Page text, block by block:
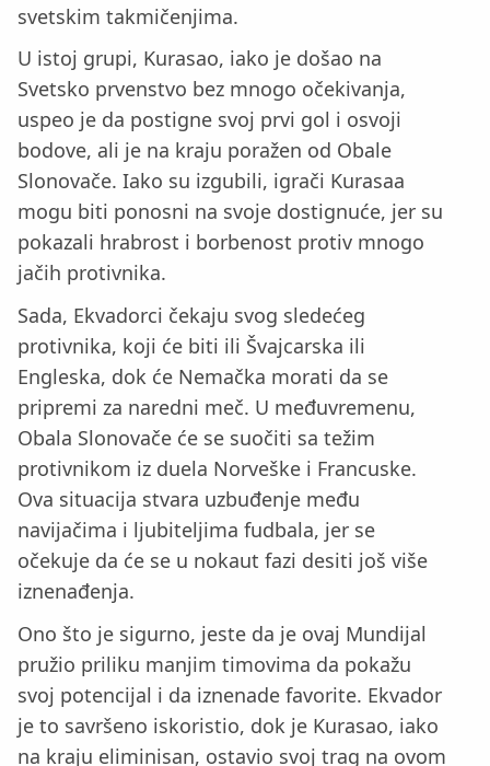
svetskim takmičenjima.
U istoj grupi, Kurasao, iako je došao na
Svetsko prvenstvo bez mnogo očekivanja,
uspeo je da postigne svoj prvi gol i osvoji
bodove, ali je na kraju poražen od Obale
Slonovače. Iako su izgubili, igrači Kurasaa
mogu biti ponosni na svoje dostignuće, jer su
pokazali hrabrost i borbenost protiv mnogo
jačih protivnika.
Sada, Ekvadorci čekaju svog sledećeg
protivnika, koji će biti ili Švajcarska ili
Engleska, dok će Nemačka morati da se
pripremi za naredni meč. U međuvremenu,
Obala Slonovače će se suočiti sa težim
protivnikom iz duela Norveške i Francuske.
Ova situacija stvara uzbuđenje među
navijačima i ljubiteljima fudbala, jer se
očekuje da će se u nokaut fazi desiti još više
iznenađenja.
Ono što je sigurno, jeste da je ovaj Mundijal
pružio priliku manjim timovima da pokažu
svoj potencijal i da iznenade favorite. Ekvador
je to savršeno iskoristio, dok je Kurasao, iako
na kraju eliminisan, ostavio svoj trag na ovom